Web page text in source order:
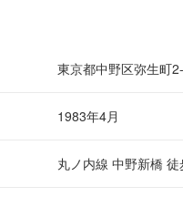
東京都中野区弥生町
1983年4月
丸ノ内線 中野新橋